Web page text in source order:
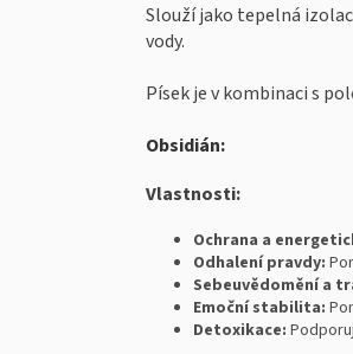
Slouží jako tepelná
vody.
Písek je v kombinaci s
Obsidián:
Vlastnosti:
Ochrana a
Odhalení pravdy:
Sebeuvědomění a
Emoční stabilita:
Detoxikace: